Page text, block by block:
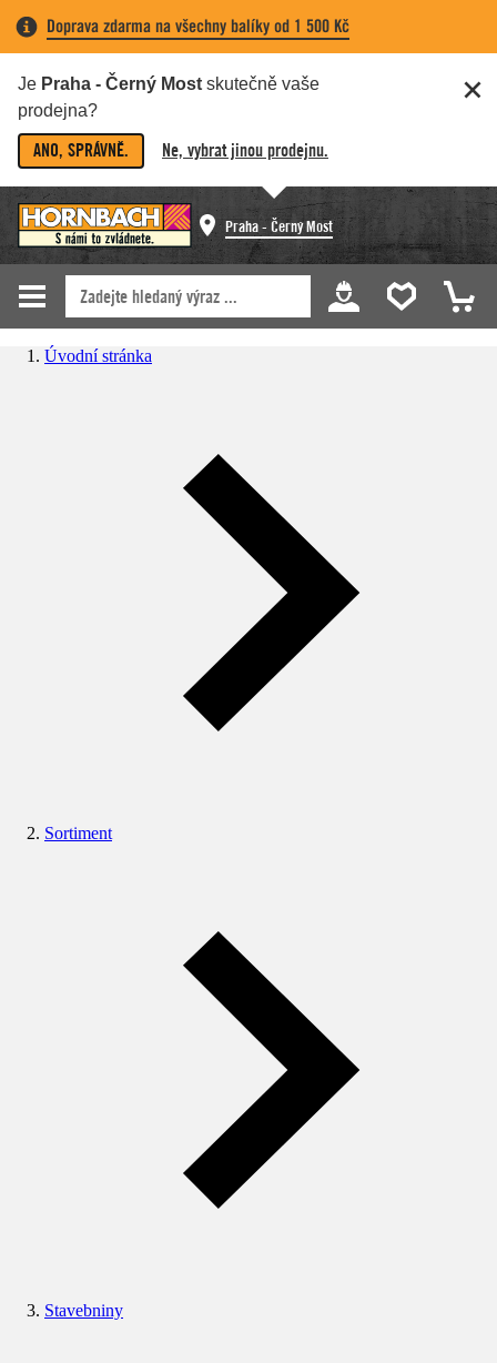
Doprava zdarma na všechny balíky od 1 500 Kč
Je Praha - Černý Most skutečně vaše
prodejna?
ANO, SPRÁVNĚ. Ne, vybrat jinou prodejnu.
Praha - Černý Most
Úvodní stránka
Sortiment
Stavebniny